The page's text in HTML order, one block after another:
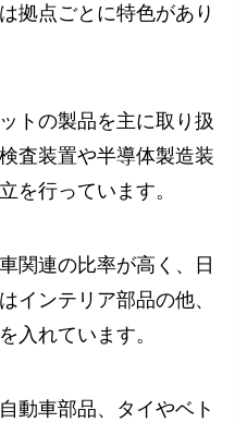
拠点ごとに特色があり
トの製品を主に取り扱
査装置や半導体製造装
を行っています。
関連の比率が高く、日
インテリア部品の他、
入れています。
動車部品、タイやベト